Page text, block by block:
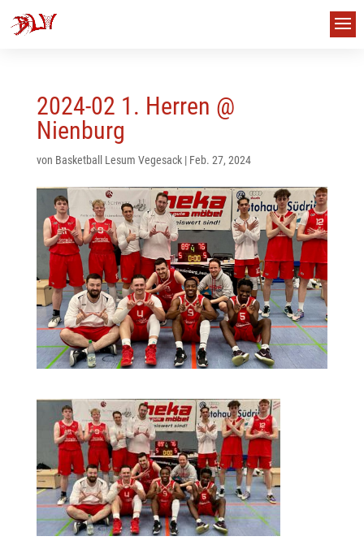
2024-02 1. Herren @
Nienburg
von Basketball Lesum Vegesack| Feb. 27, 2024